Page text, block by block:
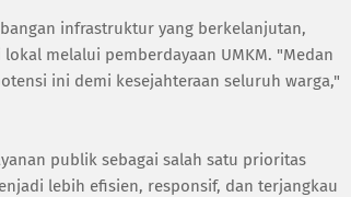
infrastruktur yang berkelanjutan,
melalui pemberdayaan UMKM. "Medan
ini demi kesejahteraan seluruh warga,"
publik sebagai salah satu prioritas
lebih efisien, responsif, dan terjangkau